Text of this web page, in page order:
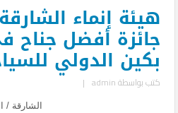
هيئة إنماء
جائزة أفضل
بكين الدولي
كتب بواسطةadmin
|
الشارقة /